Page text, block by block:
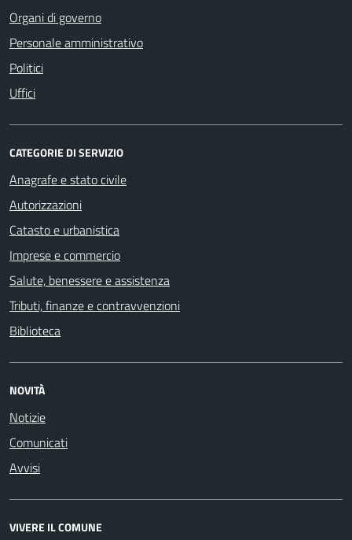
Organi di governo
Personale amministrativo
Politici
Uffici
CATEGORIE DI SERVIZIO
Anagrafe e stato civile
Autorizzazioni
Catasto e urbanistica
Imprese e commercio
Salute, benessere e assistenza
Tributi, finanze e contravvenzioni
Biblioteca
NOVITÀ
Notizie
Comunicati
Avvisi
VIVERE IL COMUNE